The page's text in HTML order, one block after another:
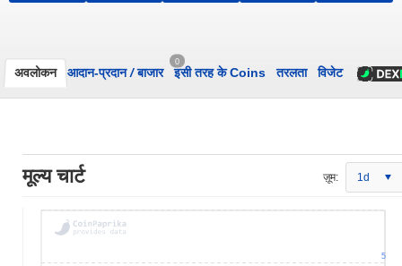
अवलोकन आदान-प्रदान/बाजार
0
इसी तरह के Coins तरलता विजेट
मूल्य चार्ट ज़ूम: 1d
5